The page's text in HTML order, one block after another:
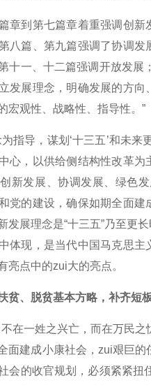
到第七篇章着重强调创新
八篇、第九篇强调了协调
十一、十二篇强调开放发展
发展理念，明确发展的方
宏观性、战略性、指导性。”
导，谋划‘十三五’和未来
心，以供给侧结构性改革
新发展、协调发展、绿色
党的建设，确保如期全面
发展理念是“十三五”乃至更
体现，是当代中国马克思
亮点中的zui大的亮点。
贫、脱贫基本方略，补齐短
一姓之兴亡，而在万民之
面建成小康社会，zui艰巨的
会的收官规划，必须紧紧扭